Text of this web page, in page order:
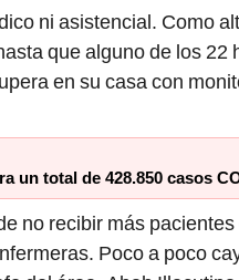
ni asistencial. Como
que alguno de los
en su casa con
un total de 428.850 casos
no recibir más
Poco a poco
del área, Abab